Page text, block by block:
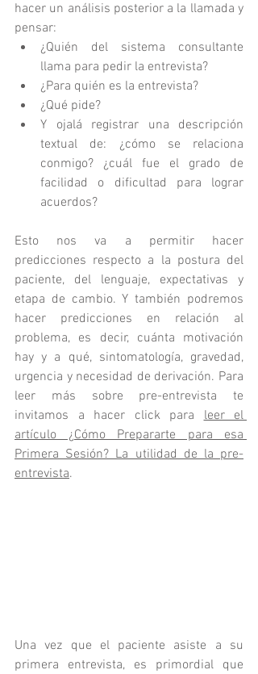
hacer un análisis posterior a la llamada y
pensar:
¿Quién del sistema consultante
llama para pedir la entrevista?
¿Para quién es la entrevista?
¿Qué pide?
Y ojalá registrar una descripción
textual de: ¿cómo se relaciona
conmigo? ¿cuál fue el grado de
facilidad o dificultad para lograr
acuerdos?
Esto nos va a permitir hacer
predicciones respecto a la postura del
paciente, del lenguaje, expectativas y
etapa de cambio. Y también podremos
hacer predicciones en relación al
problema, es decir, cuánta motivación
hay y a qué, sintomatología, gravedad,
urgencia y necesidad de derivación. Para
leer más sobre pre-entrevista te
invitamos a hacer click para leer el
artículo ¿Cómo Prepararte para esa
Primera Sesión? La utilidad de la pre-
entrevista.
Una vez que el paciente asiste a su
primera entrevista, es primordial que